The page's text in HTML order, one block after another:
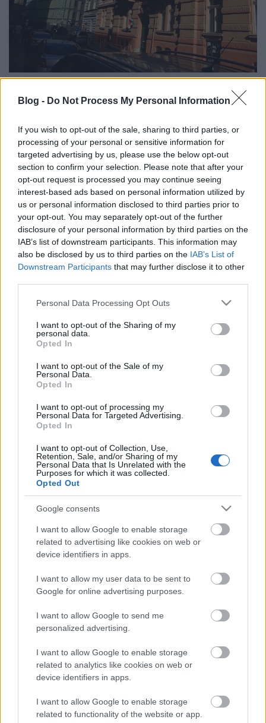
Blog - Do Not Process My Personal Information
If you wish to opt-out of the sale, sharing to third parties, or
processing of your personal or sensitive information for
targeted advertising by us, please use the below opt-out
section to confirm your selection. Please note that after your
opt-out request is processed you may continue seeing
interest-based ads based on personal information utilized by
us or personal information disclosed to third parties prior to
your opt-out. You may separately opt-out of the further
disclosure of your personal information by third parties on the
IAB’s list of downstream participants. This information may
also be disclosed by us to third parties on the IAB’s List of
Downstream Participants that may further disclose it to other
Please note that this website/app uses one or more Google
not limited to your visit or usage behaviour. You may click to
grant or deny consent to Google and its third-party tags to
use your data for below specified purposes in below Google
consent section.
Personal Data Processing Opt Outs
I want to opt-out of the Sharing of my
personal data.
Opted In
I want to opt-out of the Sale of my
Personal Data.
Opted In
I want to opt-out of processing my
Personal Data for Targeted Advertising.
Opted In
I want to opt-out of Collection, Use,
Retention, Sale, and/or Sharing of my
Personal Data that Is Unrelated with the
Purposes for which it was collected.
Opted Out
Google consents
I want to allow Google to enable storage
related to advertising like cookies on web or
device identifiers in apps.
I want to allow my user data to be sent to
Google for online advertising purposes.
I want to allow Google to send me
personalized advertising.
I want to allow Google to enable storage
related to analytics like cookies on web or
device identifiers in apps.
I want to allow Google to enable storage
related to functionality of the website or app.
Id. Bobula János(1844-1903), szlovák származású
dolgozott. Meghatározó munkái, a Barcsay utcai és
a Trefort utcai gimnáziumok mellett a Budapesti
volt a kor architektúrájára.
szövetség utca
Ajánlott bejegyzések:
Tavaszi adásszünet [487.]
Múltidéző - Magyar Színház, 1962. [482.]